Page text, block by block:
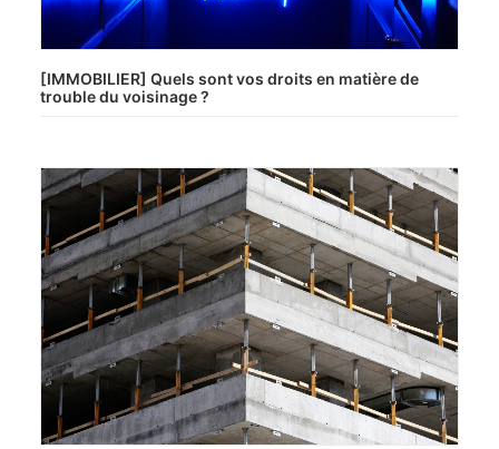
[IMMOBILIER] Quels sont vos droits en matière de
trouble du voisinage ?